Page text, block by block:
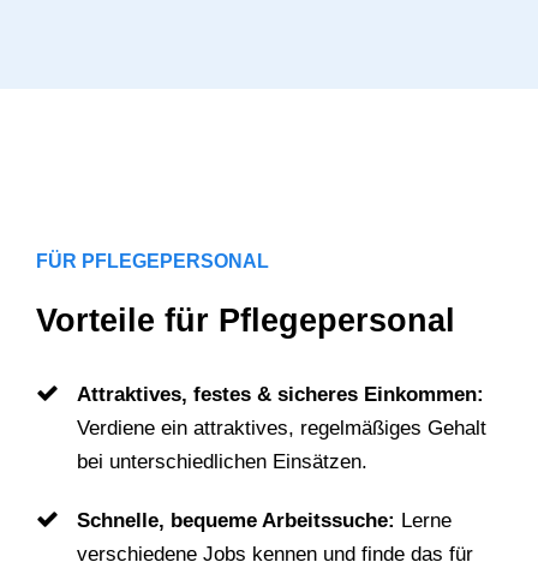
FÜR PFLEGEPERSONAL
Vorteile für Pflegepersonal
Attraktives, festes & sicheres Einkommen:
Verdiene ein attraktives, regelmäßiges Gehalt
bei unterschiedlichen Einsätzen.
Schnelle, bequeme Arbeitssuche: Lerne
verschiedene Jobs kennen und finde das für